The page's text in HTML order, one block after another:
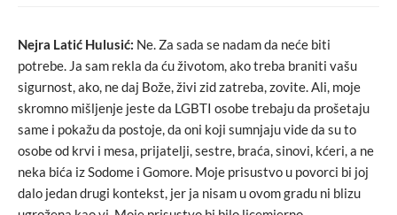
Nejra Latić Hulusić: Ne. Za sada se nadam da neće biti
potrebe. Ja sam rekla da ću životom, ako treba braniti vašu
sigurnost, ako, ne daj Bože, živi zid zatreba, zovite. Ali, moje
skromno mišljenje jeste da LGBTI osobe trebaju da prošetaju
same i pokažu da postoje, da oni koji sumnjaju vide da su to
osobe od krvi i mesa, prijatelji, sestre, braća, sinovi, kćeri, a ne
neka bića iz Sodome i Gomore. Moje prisustvo u povorci bi joj
dalo jedan drugi kontekst, jer ja nisam u ovom gradu ni blizu